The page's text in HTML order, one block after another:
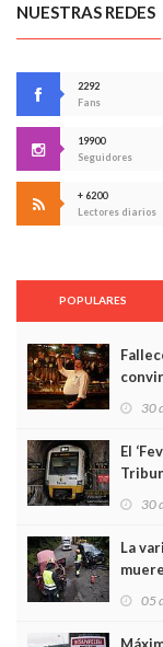
NUESTRAS REDES
2292
Fans
19900
Seguidores
+ 6200
Lectores diarios
POPULARES
30
El
30
La
05